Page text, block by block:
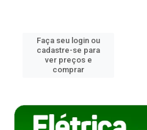
Faça seu login ou
cadastre-se para
ver preços e
comprar